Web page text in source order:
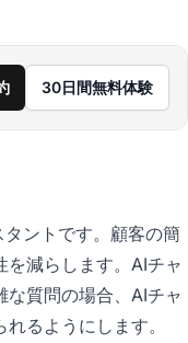
30日間無料体験
ントです。顧客の簡
減らします。AIチャ
質問の場合、AIチャ
るようにします。